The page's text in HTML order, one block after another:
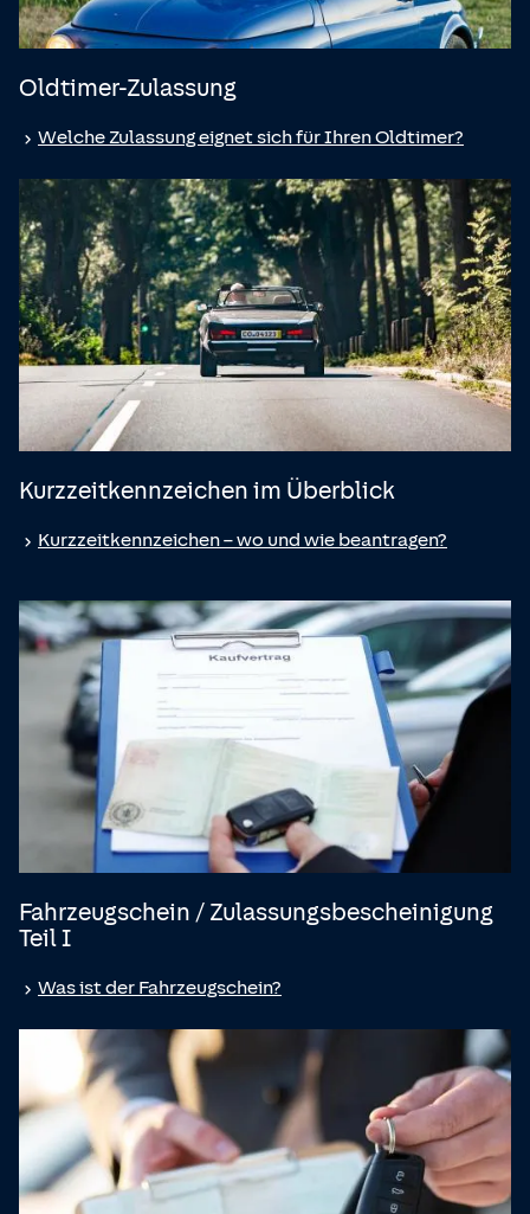
Oldtimer-Zulassung
Welche Zulassung eignet sich für Ihren Oldtimer?
Kurzzeitkennzeichen im Überblick
Kurzzeitkennzeichen – wo und wie beantragen?
Fahrzeugschein / Zulassungsbescheinigung
Teil I
Was ist der Fahrzeugschein?